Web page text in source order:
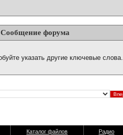
Сообщение форума
указать другие ключевые слова.
Каталог файлов Радио